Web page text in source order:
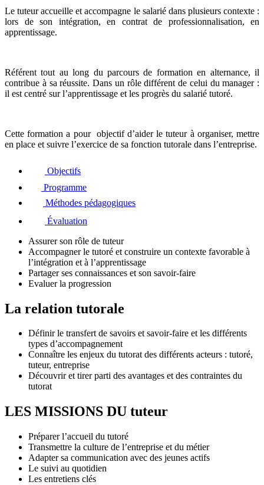
Le tuteur accueille et accompagne le salarié dans plusieurs contexte :
lors de son intégration, en contrat de professionnalisation, en
apprentissage.
Référent tout au long du parcours de formation en alternance, il
contribue à sa réussite. Dans un rôle différent de celui du manager :
il est centré sur l’apprentissage et les progrès du salarié tutoré.
Cette formation a pour objectif d’aider le tuteur à organiser, mettre
en place et suivre l’exercice de sa fonction tutorale dans l’entreprise.
Objectifs
Programme
Méthodes pédagogiques
Évaluation
Assurer son rôle de tuteur
Accompagner le tutoré et construire un contexte favorable à
l’intégration et à l’apprentissage
Partager ses connaissances et son savoir-faire
Evaluer la progression
La relation tutorale
Définir le transfert de savoirs et savoir-faire et les différents
types d’accompagnement
Connaître les enjeux du tutorat des différents acteurs : tutoré,
tuteur, entreprise
Découvrir et tirer parti des avantages et des contraintes du
tutorat
LES MISSIONS DU tuteur
Préparer l’accueil du tutoré
Transmettre la culture de l’entreprise et du métier
Adapter sa communication avec des jeunes actifs
Le suivi au quotidien
Les entretiens clés